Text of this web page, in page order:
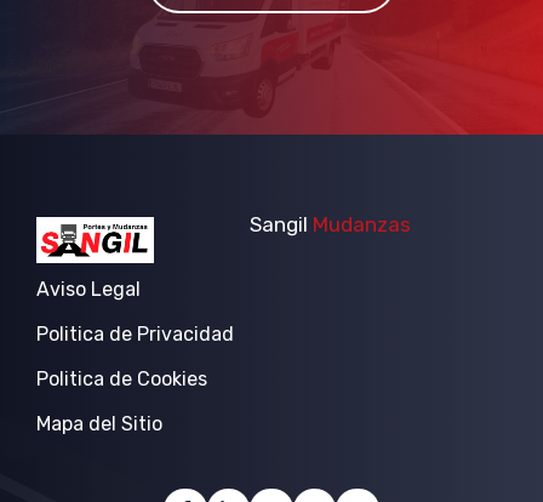
Sangil Mudanzas
Aviso Legal
Politica de Privacidad
Politica de Cookies
Mapa del Sitio